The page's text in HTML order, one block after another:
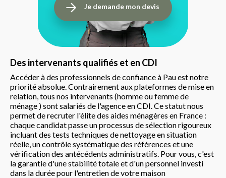
Je demande mon devis
Des intervenants qualifiés et en CDI
Accéder à des professionnels de confiance à Pau est notre
priorité absolue. Contrairement aux plateformes de mise en
relation, tous nos intervenants (homme ou femme de
ménage ) sont salariés de l'agence en CDI. Ce statut nous
permet de recruter l'élite des aides ménagères en France :
chaque candidat passe un processus de sélection rigoureux
incluant des tests techniques de nettoyage en situation
réelle, un contrôle systématique des références et une
vérification des antécédents administratifs. Pour vous, c'est
la garantie d'une stabilité totale et d'un personnel investi
dans la durée pour l'entretien de votre maison